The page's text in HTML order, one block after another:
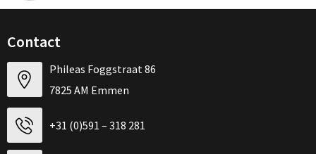
Contact
Phileas Foggstraat 86
7825 AM Emmen
+31 (0)591 – 318 281